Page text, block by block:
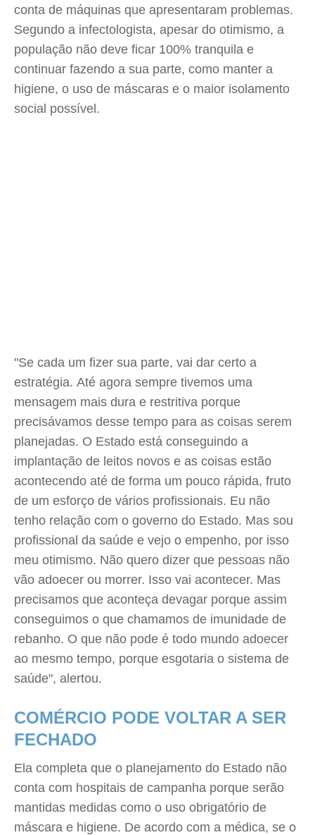
conta de máquinas que apresentaram problemas.
Segundo a infectologista, apesar do otimismo, a
população não deve ficar 100% tranquila e
continuar fazendo a sua parte, como manter a
higiene, o uso de máscaras e o maior isolamento
social possível.
"Se cada um fizer sua parte, vai dar certo a
estratégia. Até agora sempre tivemos uma
mensagem mais dura e restritiva porque
precisávamos desse tempo para as coisas serem
planejadas. O Estado está conseguindo a
implantação de leitos novos e as coisas estão
acontecendo até de forma um pouco rápida, fruto
de um esforço de vários profissionais. Eu não
tenho relação com o governo do Estado. Mas sou
profissional da saúde e vejo o empenho, por isso
meu otimismo. Não quero dizer que pessoas não
vão adoecer ou morrer. Isso vai acontecer. Mas
precisamos que aconteça devagar porque assim
conseguimos o que chamamos de imunidade de
rebanho. O que não pode é todo mundo adoecer
ao mesmo tempo, porque esgotaria o sistema de
saúde", alertou.
COMÉRCIO PODE VOLTAR A SER
FECHADO
Ela completa que o planejamento do Estado não
conta com hospitais de campanha porque serão
mantidas medidas como o uso obrigatório de
máscara e higiene. De acordo com a médica, se o